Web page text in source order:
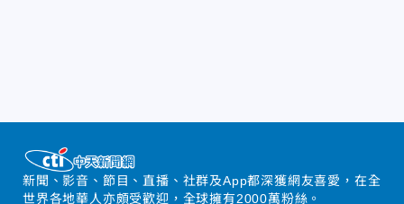
新聞、影音、節目、直播、社群及App都深獲網友喜愛，在全
世界各地華人亦頗受歡迎，全球擁有2000萬粉絲。